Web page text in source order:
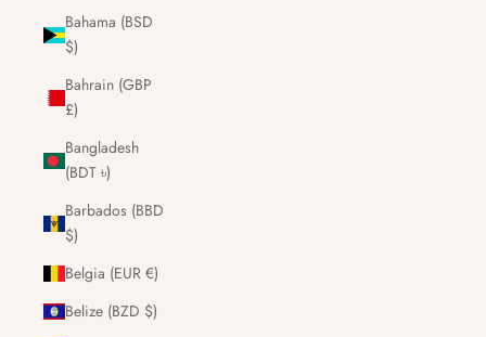
Bahama (BSD
$)
Bahrain (GBP
£)
Bangladesh
(BDT ৳)
Barbados (BBD
$)
Belgia (EUR €)
Belize (BZD $)